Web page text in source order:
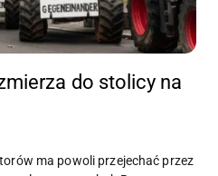
do stolicy na
ma powoli przejechać przez